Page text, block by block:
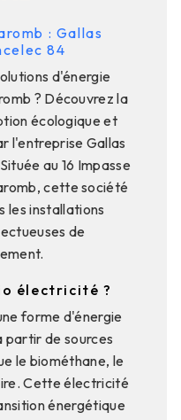
: Gallas
84
d'énergie
? Découvrez la
écologique et
l'entreprise Gallas
au 16 Impasse
cette société
les installations
de
électricité ?
forme d'énergie
de sources
le biométhane, le
Cette électricité
énergétique